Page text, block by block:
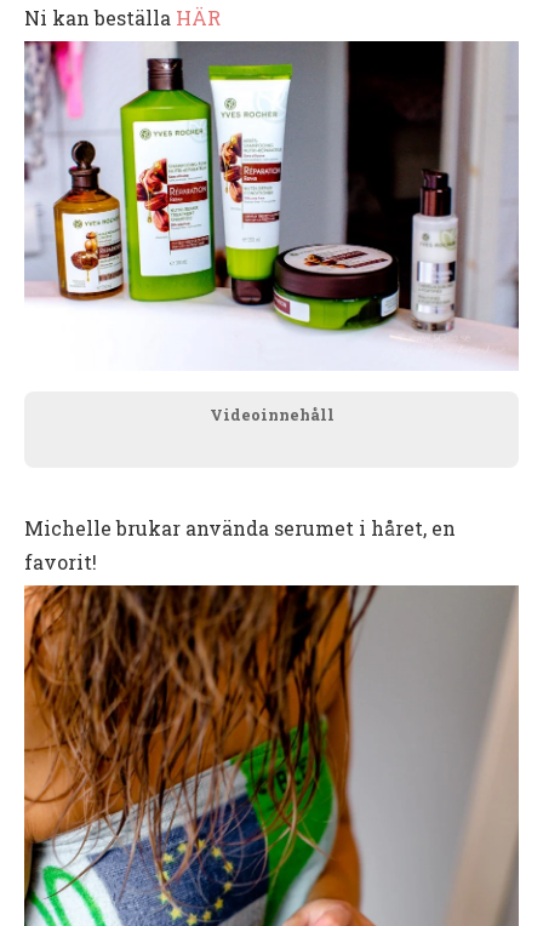
Ni kan beställa HÄR
Videoinnehåll
Michelle brukar använda serumet i håret, en
favorit!